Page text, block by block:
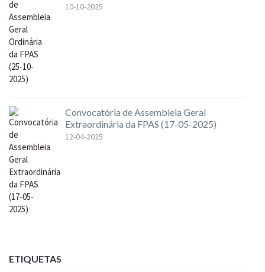
10-10-2025
Convocatória de Assembleia Geral
Extraordinária da FPAS (17-05-2025)
12-04-2025
ETIQUETAS